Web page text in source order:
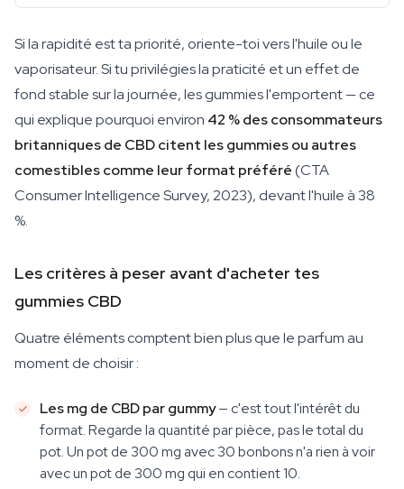
Si la rapidité est ta priorité, oriente-toi vers l'huile ou le
vaporisateur. Si tu privilégies la praticité et un effet de
fond stable sur la journée, les gummies l'emportent — ce
qui explique pourquoi environ 42 % des consommateurs
britanniques de CBD citent les gummies ou autres
comestibles comme leur format préféré(CTA
Consumer Intelligence Survey, 2023), devant l'huile à 38
%.
Les critères à peser avant d'acheter tes
gummies CBD
Quatre éléments comptent bien plus que le parfum au
moment de choisir :
Les mg de CBD par gummy— c'est tout l'intérêt du
format. Regarde la quantité par pièce, pas le total du
pot. Un pot de 300 mg avec 30 bonbons n'a rien à voir
avec un pot de 300 mg qui en contient 10.